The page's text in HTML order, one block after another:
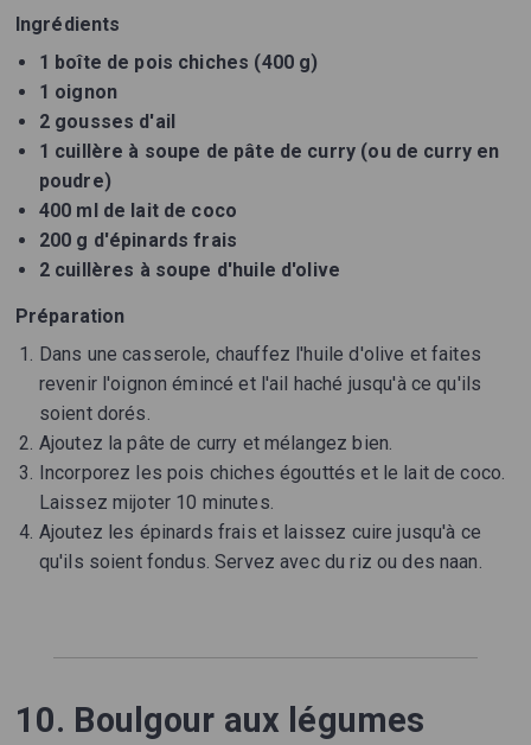
Ingrédients
1 boîte de pois chiches (400 g)
1 oignon
2 gousses d'ail
1 cuillère à soupe de pâte de curry (ou de curry en
poudre)
400 ml de lait de coco
200 g d'épinards frais
2 cuillères à soupe d'huile d'olive
Préparation
Dans une casserole, chauffez l'huile d'olive et faites
revenir l'oignon émincé et l'ail haché jusqu'à ce qu'ils
soient dorés.
Ajoutez la pâte de curry et mélangez bien.
Incorporez les pois chiches égouttés et le lait de coco.
Laissez mijoter 10 minutes.
Ajoutez les épinards frais et laissez cuire jusqu'à ce
qu'ils soient fondus. Servez avec du riz ou des naan.
10. Boulgour aux légumes